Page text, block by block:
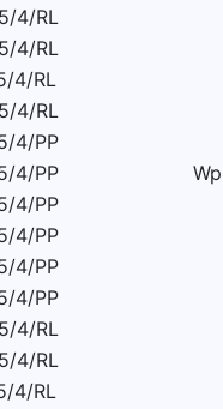
4/RL
4/RL
4/RL
4/RL
4/PP
4/PP
4/PP
4/PP
4/PP
4/PP
4/RL
4/RL
4/RL